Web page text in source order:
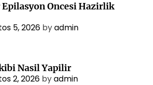
Oncesi Hazirlik
5, 2026 byadmin
Nasil Yapilir
2, 2026 byadmin